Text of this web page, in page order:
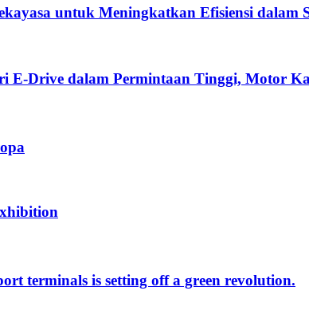
untuk Meningkatkan Efisiensi dalam
Drive dalam Permintaan Tinggi, Motor
terminals is setting off a green revolution.